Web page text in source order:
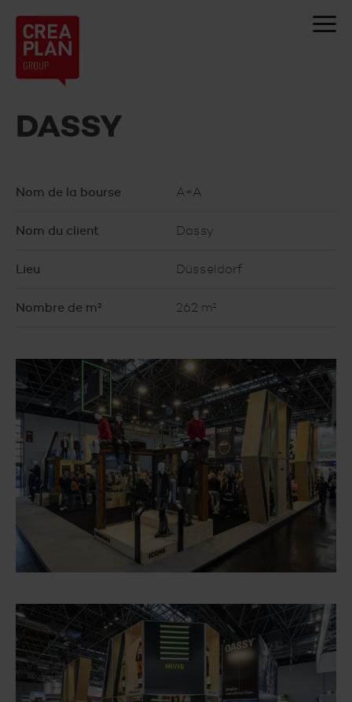
Creaplan
nv
DASSY
Nom de la bourse A+A
Nom du client Dassy
Lieu Düsseldorf
Nombre de m² 262 m²